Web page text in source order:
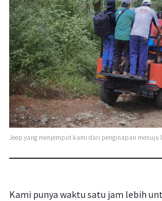
Jeep yang menjemput kami dari penginapan menuju
Kami punya waktu satu jam lebih